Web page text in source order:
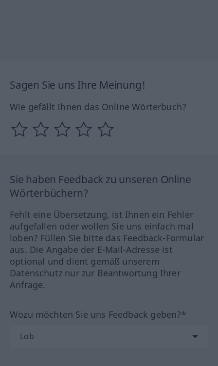
Sagen Sie uns Ihre Meinung!
Wie gefällt Ihnen das Online Wörterbuch?
Sie haben Feedback zu unseren Online
Wörterbüchern?
Fehlt eine Übersetzung, ist Ihnen ein Fehler
aufgefallen oder wollen Sie uns einfach mal
loben? Füllen Sie bitte das Feedback-Formular
aus. Die Angabe der E-Mail-Adresse ist
optional und dient gemäß unserem
Datenschutz nur zur Beantwortung Ihrer
Anfrage.
Wozu möchten Sie uns Feedback geben?*